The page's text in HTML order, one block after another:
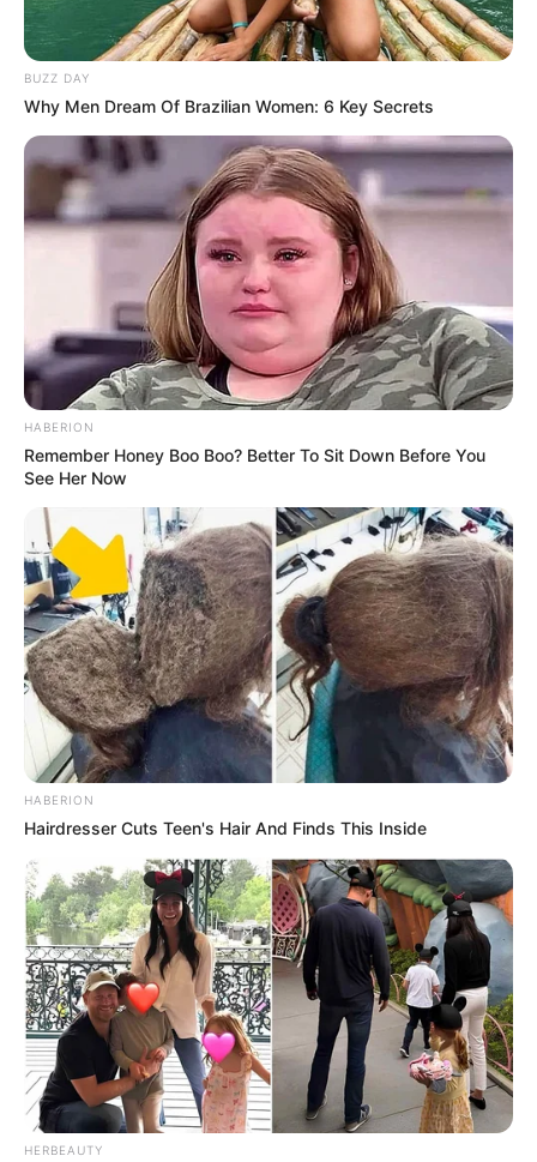
Alamat email Anda tidak akan dipublikasikan. Ruas yang wajib ditandai*
Cerita
Pemain
Akting
Musik
BUZZ DAY
Why Men Dream Of Brazilian Women: 6 Key Secrets
HABERION
Remember Honey Boo Boo? Better To Sit Down Before You
See Her Now
HABERION
Hairdresser Cuts Teen's Hair And Finds This Inside
HERBEAUTY